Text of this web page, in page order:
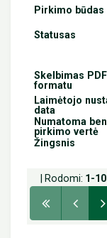
| Rodomi: 1-10